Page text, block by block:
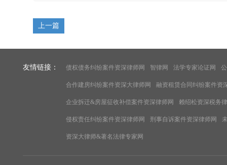
上一篇
友情链接： 债权债务纠纷案件资深律师网 智律网 法学专家论证网
合作建房纠纷案件资深大律师网 融资租赁合同纠纷案件资
企业拆迁&房屋征收补偿案件资深律师网 赖绍松资深税务
侵权责任纠纷案件资深律师网 刑事自诉案件资深律师网
资深大律师&著名法律专家网